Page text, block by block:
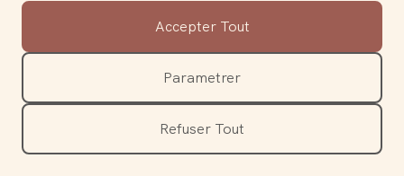
autre professionnel de la santé.
Questions fréquentes
Comment savoir si l'on manque de vitamine
Accepter Tout
Parametrer
Refuser Tout